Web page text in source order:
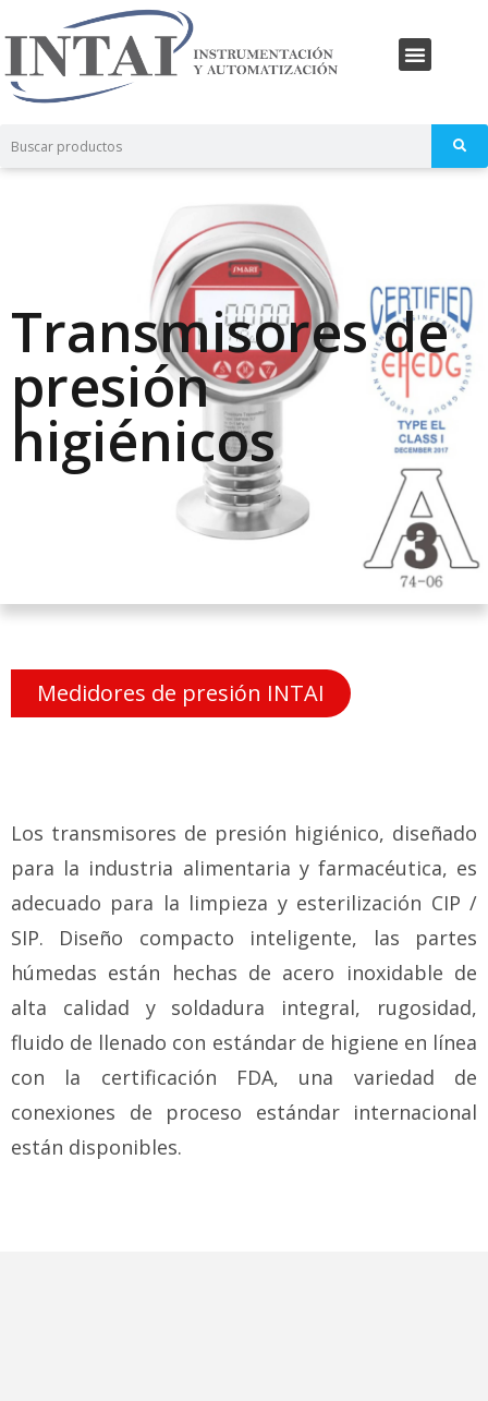
Transmisores de
presión
higiénicos
Medidores de presión INTAI
Los transmisores de presión higiénico, diseñado
para la industria alimentaria y farmacéutica, es
adecuado para la limpieza y esterilización CIP /
SIP. Diseño compacto inteligente, las partes
húmedas están hechas de acero inoxidable de
alta calidad y soldadura integral, rugosidad,
fluido de llenado con estándar de higiene en línea
con la certificación FDA, una variedad de
conexiones de proceso estándar internacional
están disponibles.